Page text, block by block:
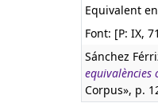
Equivalent
Font: [P: IX,
Sánchez
equivalències
Corpus», p.